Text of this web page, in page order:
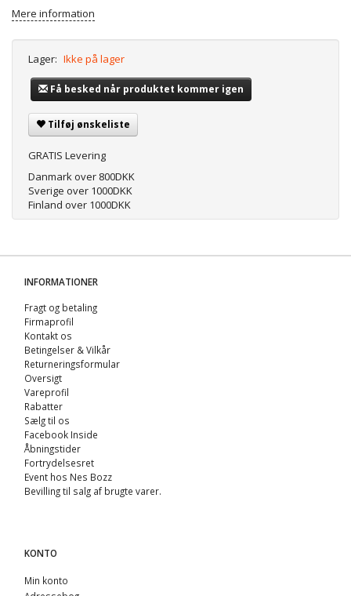
Mere information
Lager: Ikke på lager
Få besked når produktet kommer igen
Tilføj ønskeliste
GRATIS Levering
Danmark over 800DKK
Sverige over 1000DKK
Finland over 1000DKK
INFORMATIONER
Fragt og betaling
Firmaprofil
Kontakt os
Betingelser & Vilkår
Returneringsformular
Oversigt
Vareprofil
Rabatter
Sælg til os
Facebook Inside
Åbningstider
Fortrydelsesret
Event hos Nes Bozz
Bevilling til salg af brugte varer.
KONTO
Min konto